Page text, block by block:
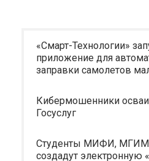
«Смарт-Технологии»
приложение для
заправки самолетов
Кибермошенники
Госуслуг
Студенты МИФИ,
создадут электронную